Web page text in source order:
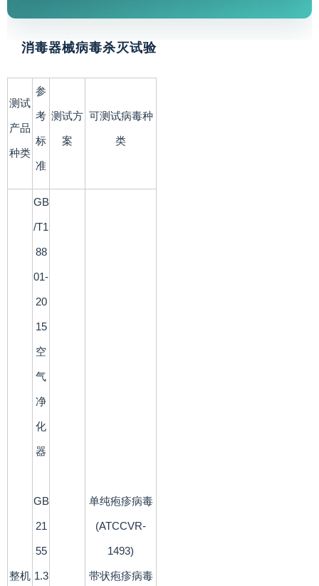
消毒器械病毒杀灭试验
测试
产品
种类
参
考
标
准
测试方
案
可测试病毒种
类
整机
GB
/T1
88
01-
20
15
空
气
净
化
器
GB
21
55
1.3
单纯疱疹病毒
(ATCCVR-
1493)
带状疱疹病毒